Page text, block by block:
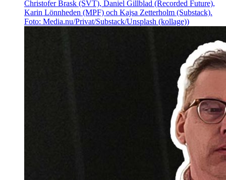
Christofer Brask (SVT), Daniel Gillblad (Recorded Future),
Karin Lönnheden (MPF) och Kajsa Zetterholm (Substack).
Foto: Media.nu/Privat/Substack/Unsplash (kollage))